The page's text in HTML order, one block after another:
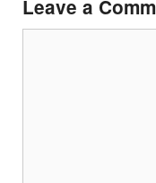
Leave a